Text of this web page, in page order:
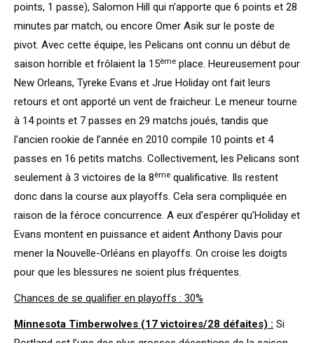
points, 1 passe), Salomon Hill qui n’apporte que 6 points et 28
minutes par match, ou encore Omer Asik sur le poste de
pivot. Avec cette équipe, les Pelicans ont connu un début de
saison horrible et frôlaient la 15ème place. Heureusement pour
New Orleans, Tyreke Evans et Jrue Holiday ont fait leurs
retours et ont apporté un vent de fraicheur. Le meneur tourne
à 14 points et 7 passes en 29 matchs joués, tandis que
l’ancien rookie de l’année en 2010 compile 10 points et 4
passes en 16 petits matchs. Collectivement, les Pelicans sont
seulement à 3 victoires de la 8ème qualificative. Ils restent
donc dans la course aux playoffs. Cela sera compliquée en
raison de la féroce concurrence. A eux d’espérer qu’Holiday et
Evans montent en puissance et aident Anthony Davis pour
mener la Nouvelle-Orléans en playoffs. On croise les doigts
pour que les blessures ne soient plus fréquentes.
Chances de se qualifier en playoffs : 30%
Minnesota Timberwolves (17 victoires/28 défaites) : Si